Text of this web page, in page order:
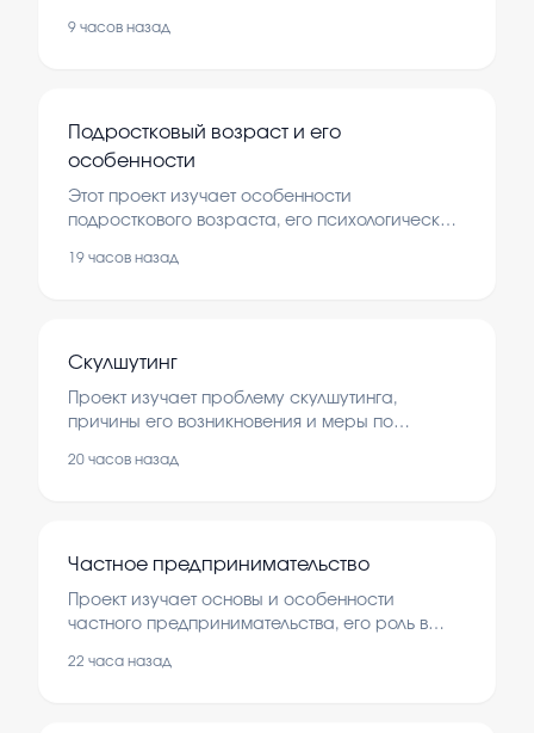
теоретические основы и проводятся опросы
9 часов назад
Подростковый возраст и его
особенности
Этот проект изучает особенности
подросткового возраста, его психологические
рассматриваются основные этапы развития
19 часов назад
Скулшутинг
Проект изучает проблему скулшутинга,
причины его возникновения и меры по
проводится анализ информации и
20 часов назад
Частное предпринимательство
Проект изучает основы и особенности
частного предпринимательства, его роль в
проводится анализ теоретических знаний и
22 часа назад